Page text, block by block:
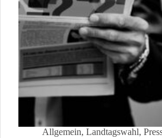
Allgemein, Landtagswahl,